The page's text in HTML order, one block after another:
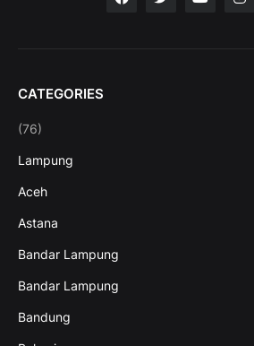
CATEGORIES
(76)
Lampung
Aceh
Astana
Bandar Lampung
Bandar Lampung
Bandung